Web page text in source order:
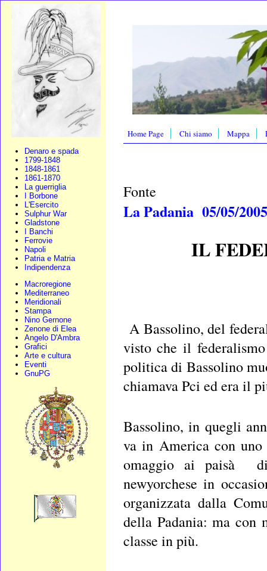
Denaro e spada
1799-1848
1848-1861
1861-1870
La guerriglia
I Borbone
L'Esercito
Sulphur War
Gladstone
I Banchi
Ferrovie
Napoli
Patria e Matria
Indipendenza
Macroregione
Mediterraneo
Meridionali
Stampa
Nino Gernone
Zenone di Elea
Angelo D'Ambra
Grafici
Arte e cultura
Eventi
GnuPG
Home Page Chi siamo Mappa
Fonte
La Padania 05/05/2005
IL
A Bassolino, del
visto che il
politica di Bassolino
chiamava Pci ed era il
Bassolino, in quegli
va in America con
omaggio ai paisà
newyorchese in
organizzata dalla
della Padania: ma con
classe in più.